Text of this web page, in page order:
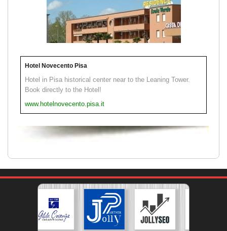
Hotel Novecento Pisa
Hotel in Pisa historical center near to the Leaning Tower.
Book directly to the Hotel!
www.hotelnovecento.pisa.it